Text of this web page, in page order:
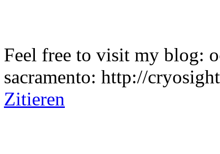
Feel free to visit my blog:
sacramento: http://
Zitieren